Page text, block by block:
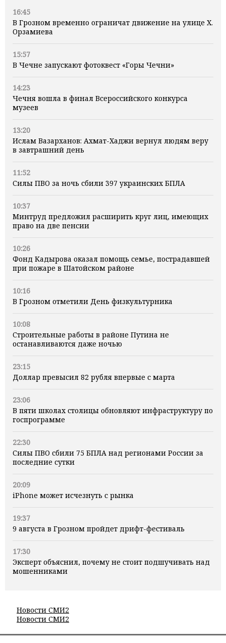
16:45
В Грозном временно ограничат движение на улице Х.
Орзамиева
15:57
В Чечне запускают фотоквест «Горы Чечни»
14:23
Чечня вошла в финал Всероссийского конкурса
музеев
13:20
Ислам Вазарханов: Ахмат-Хаджи вернул людям веру
в завтрашний день
11:52
Силы ПВО за ночь сбили 397 украинских БПЛА
10:37
Минтруд предложил расширить круг лиц, имеющих
право на две пенсии
10:26
Фонд Кадырова оказал помощь семье, пострадавшей
при пожаре в Шатойском районе
10:16
В Грозном отметили День физкультурника
10:08
Строительные работы в районе Путина не
останавливаются даже ночью
23:15
Доллар превысил 82 рубля впервые с марта
23:06
В пяти школах столицы обновляют инфраструктуру по
госпрограмме
22:30
Силы ПВО сбили 75 БПЛА над регионами России за
последние сутки
20:09
iPhone может исчезнуть с рынка
19:37
9 августа в Грозном пройдет дрифт-фестиваль
17:30
Эксперт объяснил, почему не стоит подшучивать над
мошенниками
Новости СМИ2
Новости СМИ2